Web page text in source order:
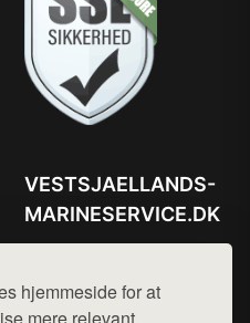
hjemmeside for at
VESTSJAELLANDS-
MARINESERVICE.DK
Mail:hej@want.dk